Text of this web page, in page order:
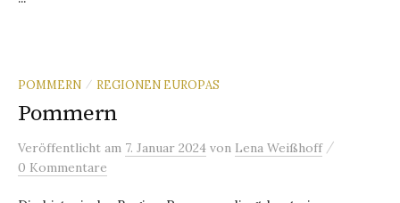
POMMERN / REGIONEN EUROPAS
Pommern
Veröffentlicht am 7. Januar 2024 von Lena Weißhoff /
0 Kommentare